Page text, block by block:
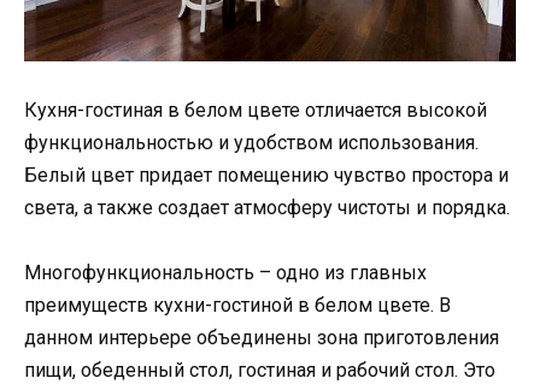
Кухня-гостиная в белом цвете отличается высокой
функциональностью и удобством использования.
Белый цвет придает помещению чувство простора и
света, а также создает атмосферу чистоты и порядка.
Многофункциональность – одно из главных
преимуществ кухни-гостиной в белом цвете. В
данном интерьере объединены зона приготовления
пищи, обеденный стол, гостиная и рабочий стол. Это